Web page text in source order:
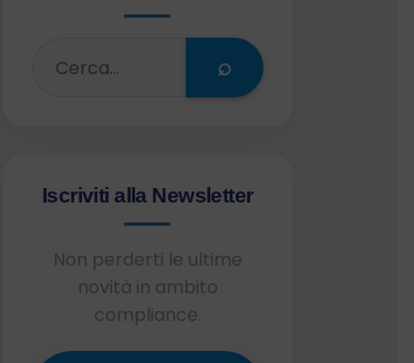
⌕
Iscriviti alla Newsletter
Non perderti le ultime
novità in ambito
compliance.